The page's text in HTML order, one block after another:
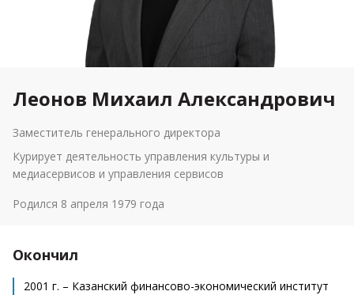
Леонов Михаил Александрович
Заместитель генерального директора
Курирует деятельность управления культуры и
медиасервисов и управления сервисов
Родился 8 апреля 1979 года
Окончил
2001 г. – Казанский финансово-экономический институт